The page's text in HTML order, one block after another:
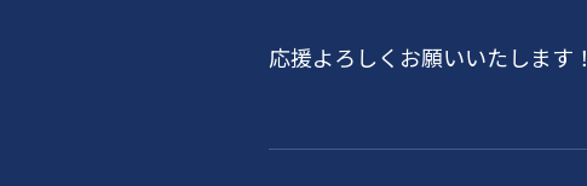
応援よろしくお願いいたします！